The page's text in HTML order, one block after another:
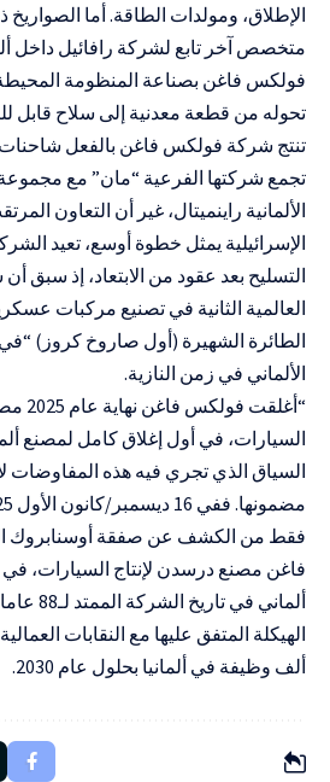
الإطلاق، ومولدات الطاقة. أما
متخصص آخر تابع لشركة رافائيل داخل
فولكس فاغن بصناعة المنظومة المحيطة
تحوله من قطعة معدنية إلى سلاح قابل
تنتج شركة فولكس فاغن بالفعل
تجمع شركتها الفرعية “مان” مع
الألمانية راينميتال، غير أن التعاون
الإسرائيلية يمثل خطوة أوسع، تعيد
التسليح بعد عقود من الابتعاد، إذ سبق
العالمية الثانية في تصنيع مركبات
الألماني في زمن النازية.
السيارات، في أول إغلاق كامل لمصنع
السياق الذي تجري فيه هذه المفاوضات
فقط من الكشف عن صفقة أوسنابروك
فاغن مصنع درسدن لإنتاج السيارات،
ألماني
ألف وظيفة في ألمانيا بحلول عام 2030.